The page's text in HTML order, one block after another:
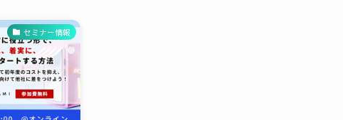
セミナー情報